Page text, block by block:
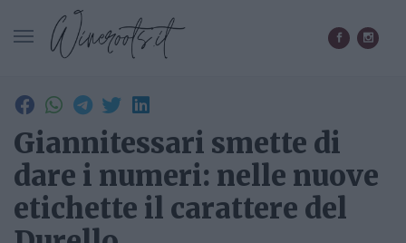
Giannitessari smette di
dare i numeri: nelle nuove
etichette il carattere del